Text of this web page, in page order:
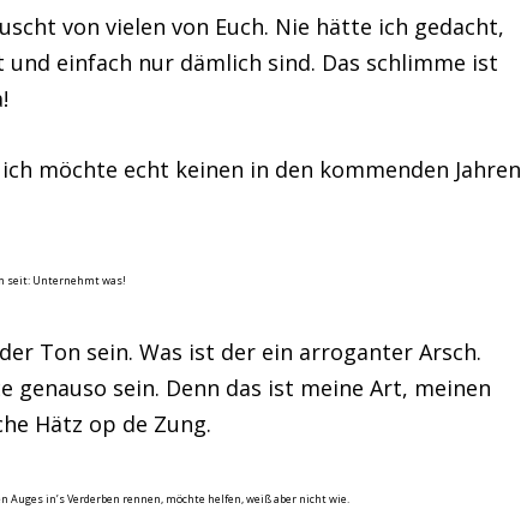
von vielen von Euch. Nie hätte ich gedacht,
einfach nur dämlich sind. Das schlimme ist
möchte echt keinen in den kommenden Jahren
seit: Unternehmt was!
Ton sein. Was ist der ein arroganter Arsch.
genauso sein. Denn das ist meine Art, meinen
Hätz op de Zung.
in’s Verderben rennen, möchte helfen, weiß aber nicht wie.